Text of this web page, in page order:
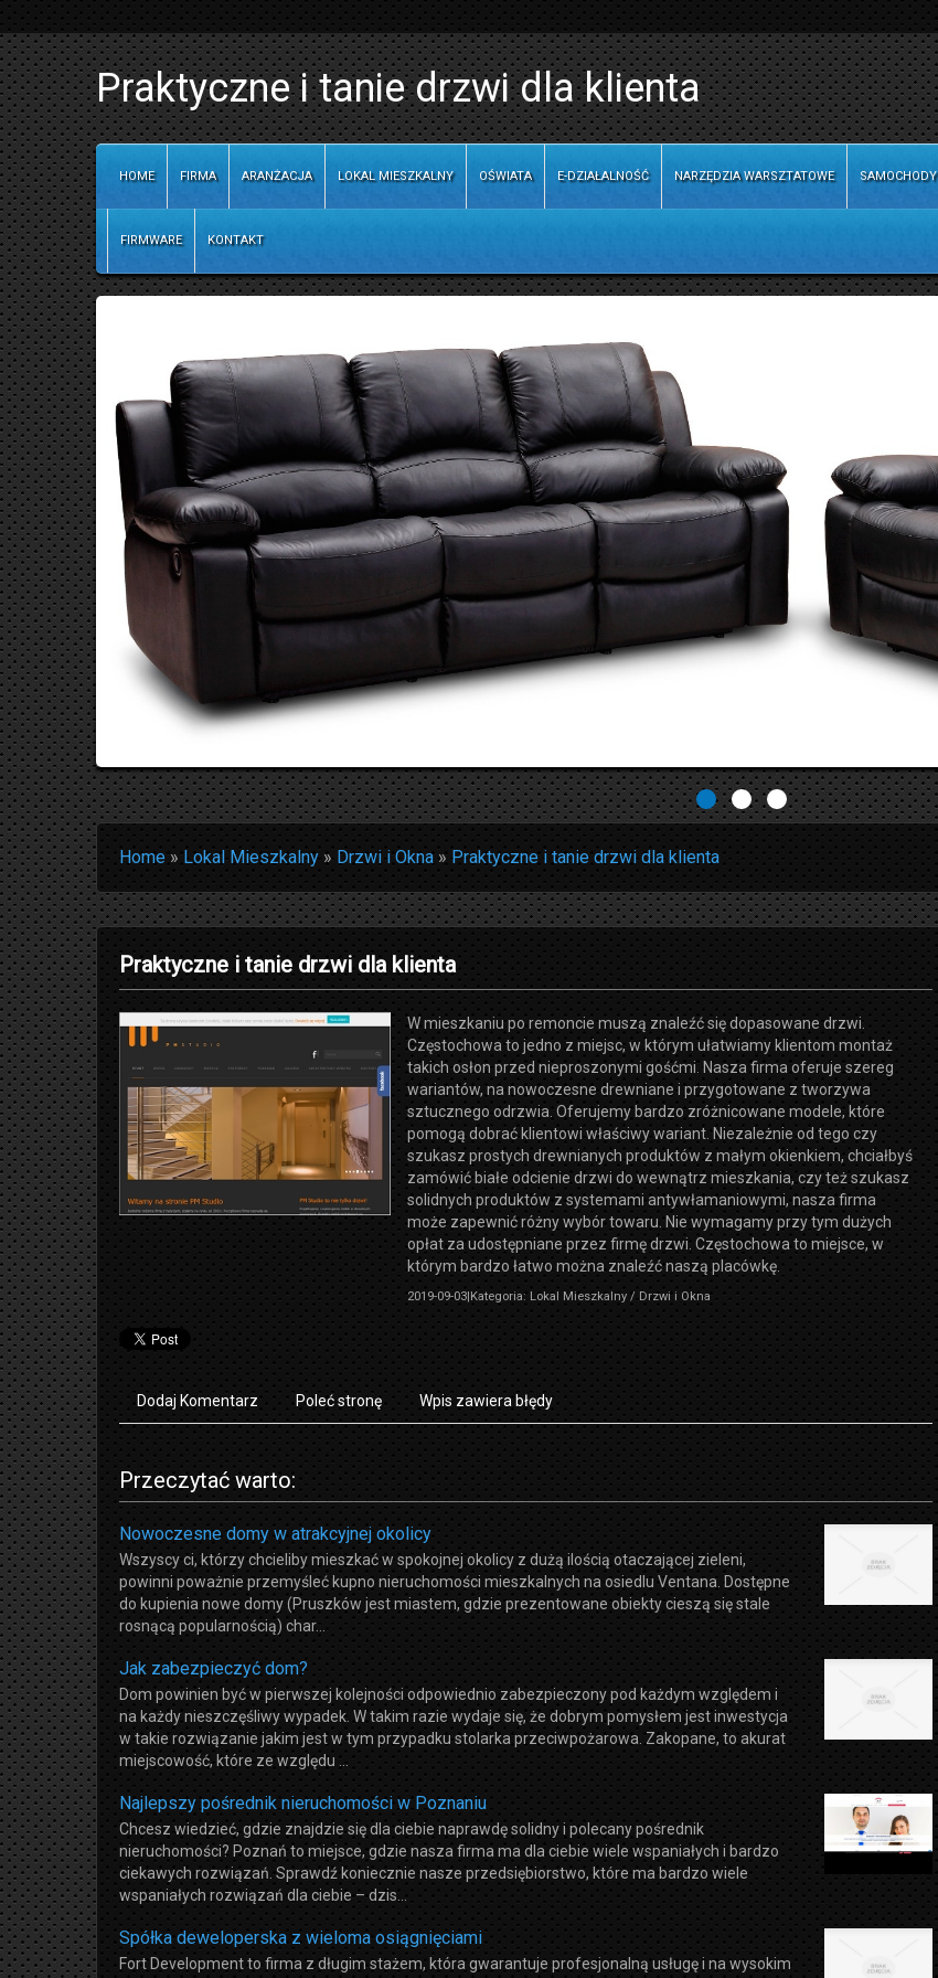
Praktyczne i tanie drzwi dla klienta
HOME FIRMA ARANŻACJA LOKAL MIESZKALNY OŚWIATA E-DZIAŁALNOŚĆ NARZĘDZIA WARSZTATOWE SAMOCHODY
FIRMWARE KONTAKT
Home»Lokal Mieszkalny» Drzwi i Okna » Praktyczne i tanie drzwi dla klienta
Praktyczne i tanie drzwi dla klienta
W mieszkaniu po remoncie muszą znaleźć się dopasowane drzwi.
Częstochowa to jedno z miejsc, w którym ułatwiamy klientom montaż
takich osłon przed nieproszonymi gośćmi. Nasza firma oferuje szereg
wariantów, na nowoczesne drewniane i przygotowane z tworzywa
sztucznego odrzwia. Oferujemy bardzo zróżnicowane modele, które
pomogą dobrać klientowi właściwy wariant. Niezależnie od tego czy
szukasz prostych drewnianych produktów z małym okienkiem, chciałbyś
zamówić białe odcienie drzwi do wewnątrz mieszkania, czy też szukasz
solidnych produktów z systemami antywłamaniowymi, nasza firma
może zapewnić różny wybór towaru. Nie wymagamy przy tym dużych
opłat za udostępniane przez firmę drzwi. Częstochowa to miejsce, w
którym bardzo łatwo można znaleźć naszą placówkę.
2019-09-03|Kategoria: Lokal Mieszkalny / Drzwi i Okna
Dodaj Komentarz Poleć stronę Wpis zawiera błędy
Przeczytać warto:
Nowoczesne domy w atrakcyjnej okolicy
Wszyscy ci, którzy chcieliby mieszkać w spokojnej okolicy z dużą ilością otaczającej zieleni,
powinni poważnie przemyśleć kupno nieruchomości mieszkalnych na osiedlu Ventana. Dostępne
do kupienia nowe domy (Pruszków jest miastem, gdzie prezentowane obiekty cieszą się stale
rosnącą popularnością) char...
Jak zabezpieczyć dom?
Dom powinien być w pierwszej kolejności odpowiednio zabezpieczony pod każdym względem i
na każdy nieszczęśliwy wypadek. W takim razie wydaje się, że dobrym pomysłem jest inwestycja
w takie rozwiązanie jakim jest w tym przypadku stolarka przeciwpożarowa. Zakopane, to akurat
miejscowość, które ze względu ...
Najlepszy pośrednik nieruchomości w Poznaniu
Chcesz wiedzieć, gdzie znajdzie się dla ciebie naprawdę solidny i polecany pośrednik
nieruchomości? Poznań to miejsce, gdzie nasza firma ma dla ciebie wiele wspaniałych i bardzo
ciekawych rozwiązań. Sprawdź koniecznie nasze przedsiębiorstwo, które ma bardzo wiele
wspaniałych rozwiązań dla ciebie – dzis...
Spółka deweloperska z wieloma osiągnięciami
Fort Development to firma z długim stażem, która gwarantuje profesjonalną usługę i na wysokim